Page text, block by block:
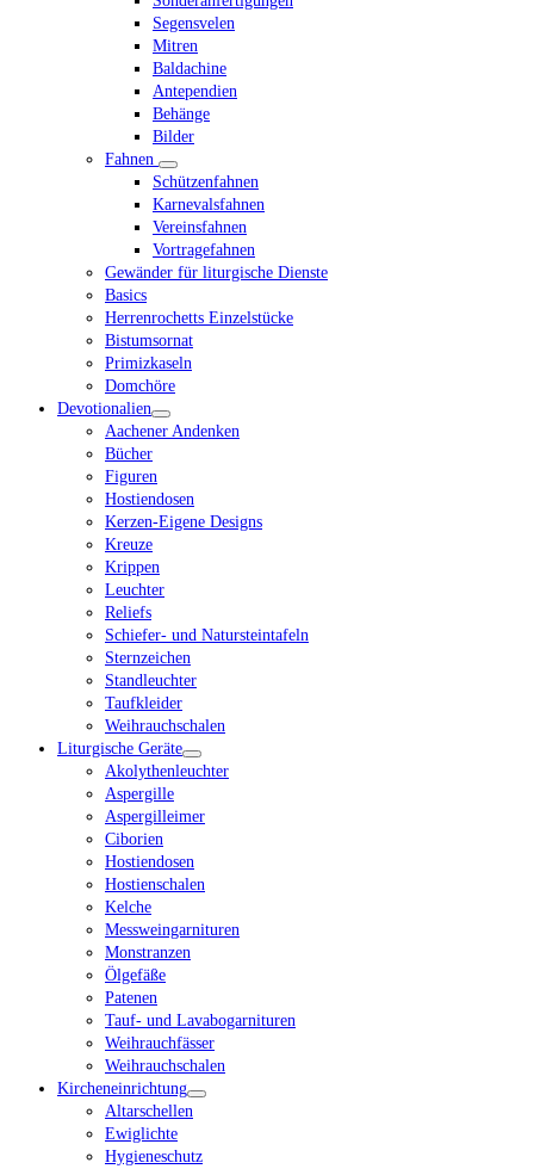
Segensvelen
Mitren
Baldachine
Antependien
Behänge
Bilder
Fahnen
Schützenfahnen
Karnevalsfahnen
Vereinsfahnen
Vortragefahnen
Gewänder für liturgische Dienste
Basics
Herrenrochetts Einzelstücke
Bistumsornat
Primizkaseln
Domchöre
Devotionalien
Aachener Andenken
Bücher
Figuren
Hostiendosen
Kerzen-Eigene Designs
Kreuze
Krippen
Leuchter
Reliefs
Schiefer- und Natursteintafeln
Sternzeichen
Standleuchter
Taufkleider
Weihrauchschalen
Liturgische Geräte
Akolythenleuchter
Aspergille
Aspergilleimer
Ciborien
Hostiendosen
Hostienschalen
Kelche
Messweingarnituren
Monstranzen
Ölgefäße
Patenen
Tauf- und Lavabogarnituren
Weihrauchfässer
Weihrauchschalen
Kircheneinrichtung
Altarschellen
Ewiglichte
Hygieneschutz